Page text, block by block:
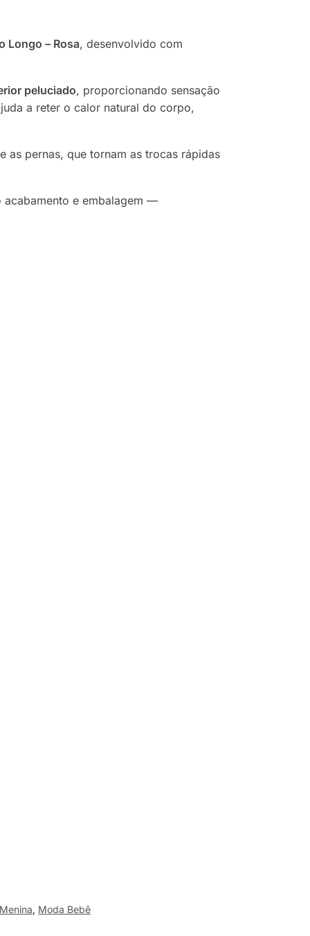
Longo – Rosa, desenvolvido com
peluciado, proporcionando sensação
a reter o calor natural do corpo,
as pernas, que tornam as trocas rápidas
e embalagem —
Menina, Moda Bebê